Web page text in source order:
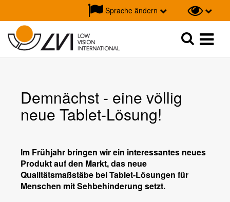
Sprache ändern
Suche
Demnächst - eine völlig
neue Tablet-Lösung!
Im Frühjahr bringen wir ein interessantes neues
Produkt auf den Markt, das neue
Qualitätsmaßstäbe bei Tablet-Lösungen für
Menschen mit Sehbehinderung setzt.